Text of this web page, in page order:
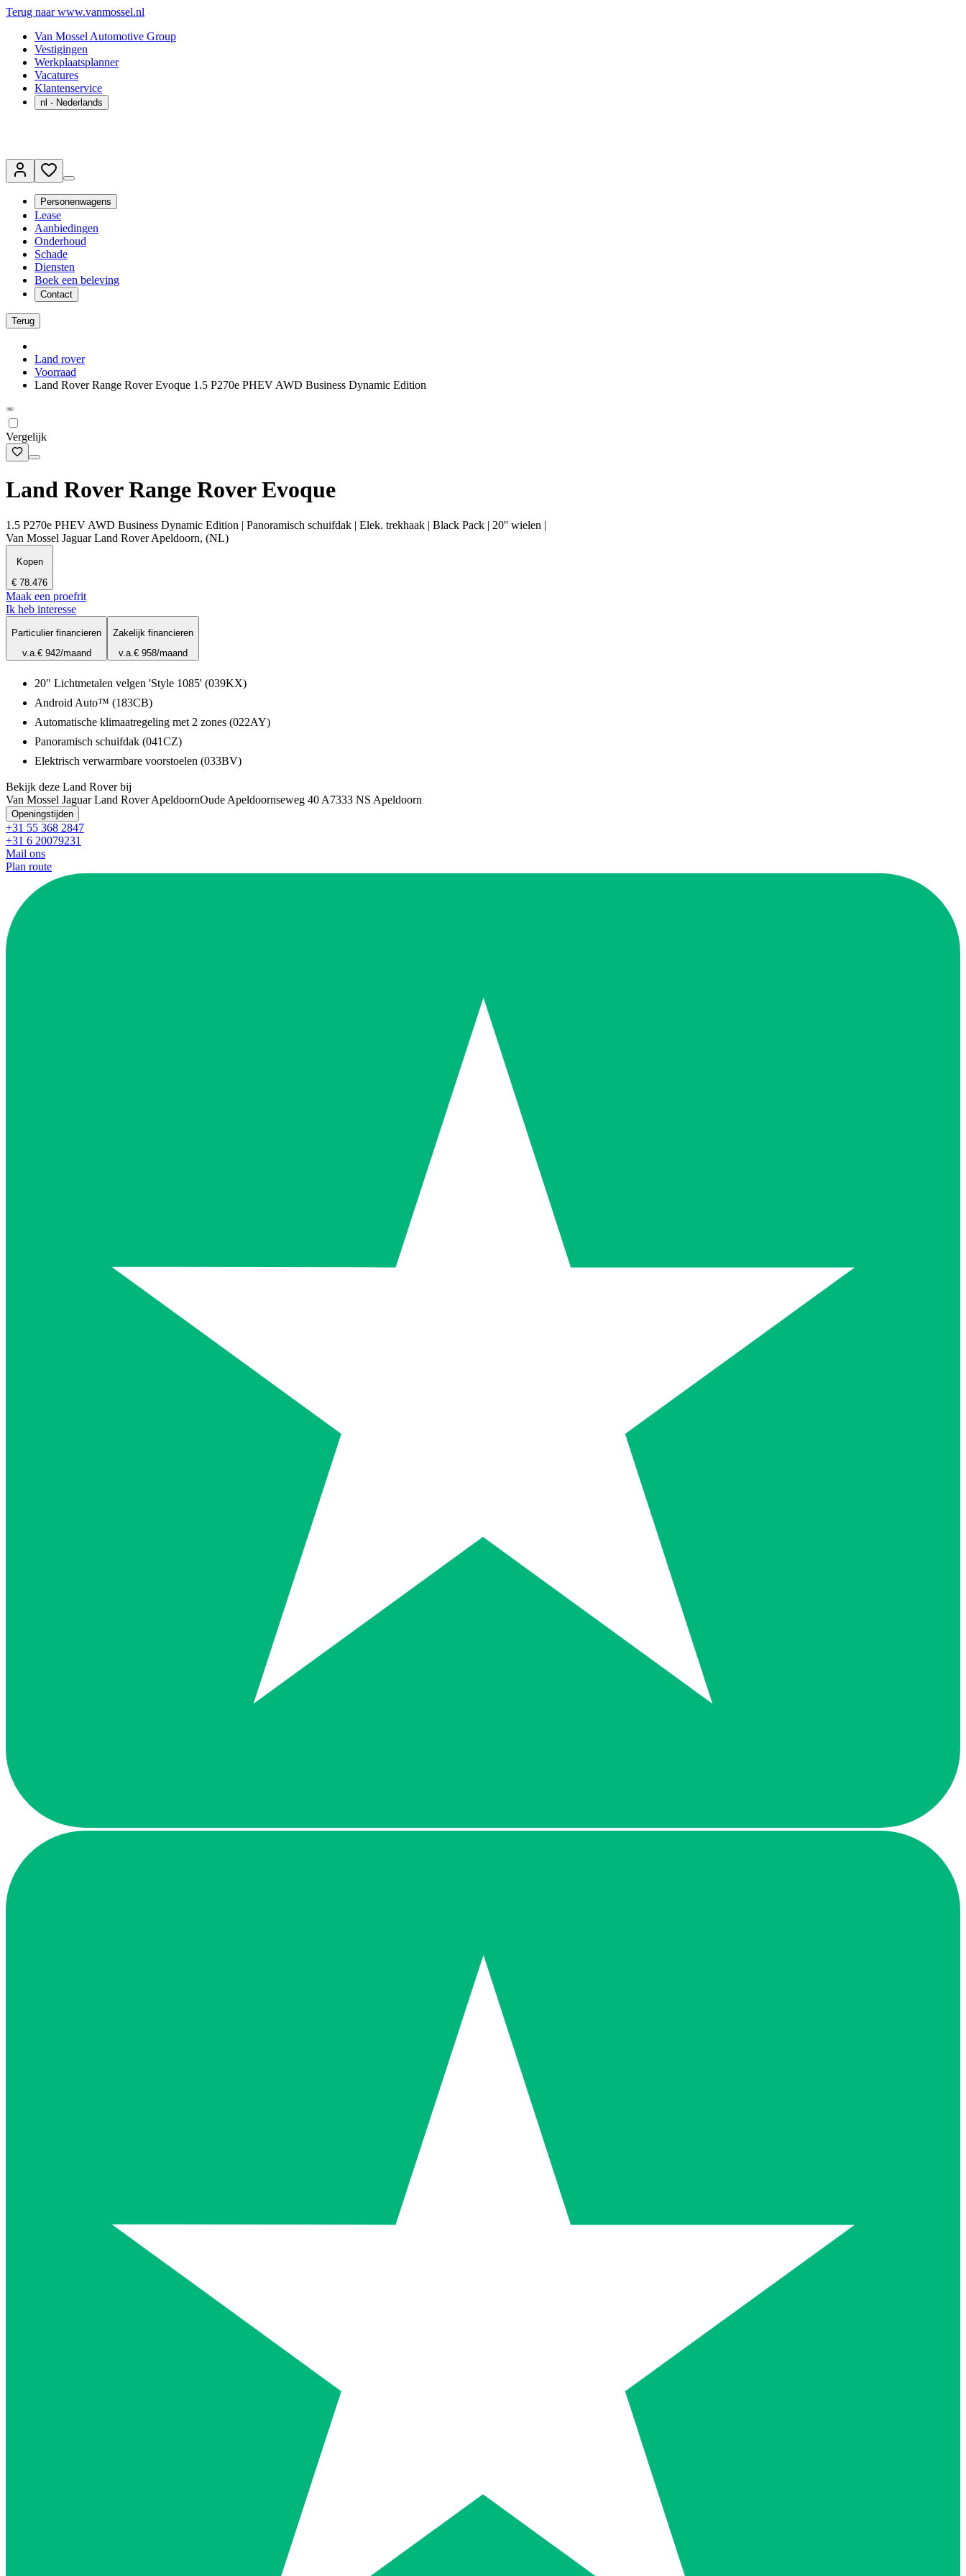
Terug naar www.vanmossel.nl
Van Mossel Automotive Group
Vestigingen
Werkplaatsplanner
Vacatures
Klantenservice
nl - Nederlands
Personenwagens
Lease
Aanbiedingen
Onderhoud
Schade
Diensten
Boek een beleving
Contact
Terug
Land rover
Voorraad
Land Rover Range Rover Evoque 1.5 P270e PHEV AWD Business Dynamic Edition
Vergelijk
Land Rover Range Rover Evoque
1.5 P270e PHEV AWD Business Dynamic Edition | Panoramisch schuifdak | Elek. trekhaak | Black Pack | 20'' wielen |
Van Mossel Jaguar Land Rover Apeldoorn, (NL)
Kopen
€ 78.476
Maak een proefrit
Ik heb interesse
Particulier financieren
v.a.€ 942/maand
Zakelijk financieren
v.a.€ 958/maand
20" Lichtmetalen velgen 'Style 1085' (039KX)
Android Auto™ (183CB)
Automatische klimaatregeling met 2 zones (022AY)
Panoramisch schuifdak (041CZ)
Elektrisch verwarmbare voorstoelen (033BV)
Bekijk deze Land Rover bij
Van Mossel Jaguar Land Rover ApeldoornOude Apeldoornseweg 40 A7333 NS Apeldoorn
Openingstijden
+31 55 368 2847
+31 6 20079231
Mail ons
Plan route